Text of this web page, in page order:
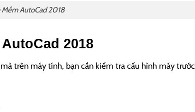
Mềm AutoCad 2018
2018
trên máy tính, bạn cần kiểm tra cấu hình máy trước